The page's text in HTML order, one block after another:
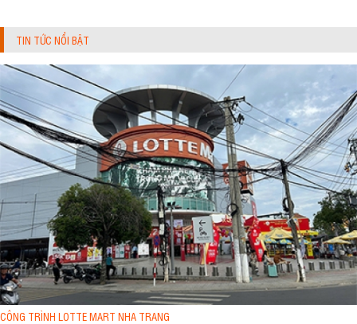
TIN TỨC NỔI BẬT
CÔNG TRÌNH LOTTE MART NHA TRANG